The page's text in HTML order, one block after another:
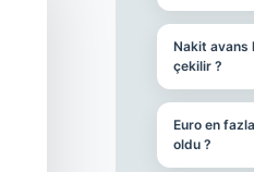
Nakit avans
çekilir ?
Euro en
oldu ?